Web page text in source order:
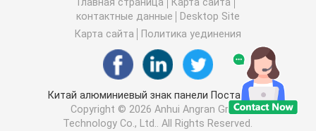
Photoluminescent прокладка
Фотолюминесцентные полосы для поручней
Фотолюминесцентные средства безопасности
контактные данные
Desktop Site
Карта сайта
Политика уединения
Китай алюминиевый знак панели Поставщик.
Copyright © 2026 Anhui Angran Green
Technology Co., Ltd.. All Rights Reserved.